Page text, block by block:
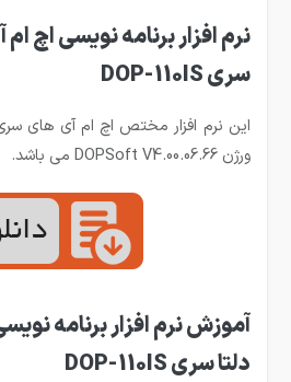
نرم افزار برنامه نویسی اچ
سری DOP-110IS
ورژن DOPSoft V4.00.06.66 می باشد.
آموزش نرم افزار برنامه
دلتا سری DOP-110IS